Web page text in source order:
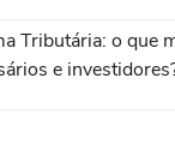
Tributária: o que
e